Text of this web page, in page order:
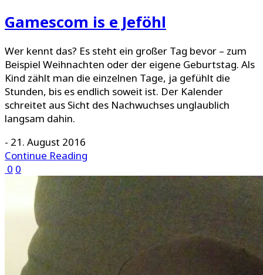
Gamescom is e Jeföhl
Wer kennt das? Es steht ein großer Tag bevor – zum
Beispiel Weihnachten oder der eigene Geburtstag. Als
Kind zählt man die einzelnen Tage, ja gefühlt die
Stunden, bis es endlich soweit ist. Der Kalender
schreitet aus Sicht des Nachwuchses unglaublich
langsam dahin.
- 21. August 2016
Continue Reading
0 0